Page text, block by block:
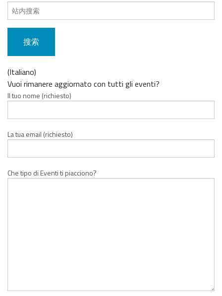
搜
索
内
(Italiano)
Vuoi rimanere aggiornato con tutti gli eventi?
Il tuo nome (richiesto)
La tua email (richiesto)
Che tipo di Eventi ti piacciono?